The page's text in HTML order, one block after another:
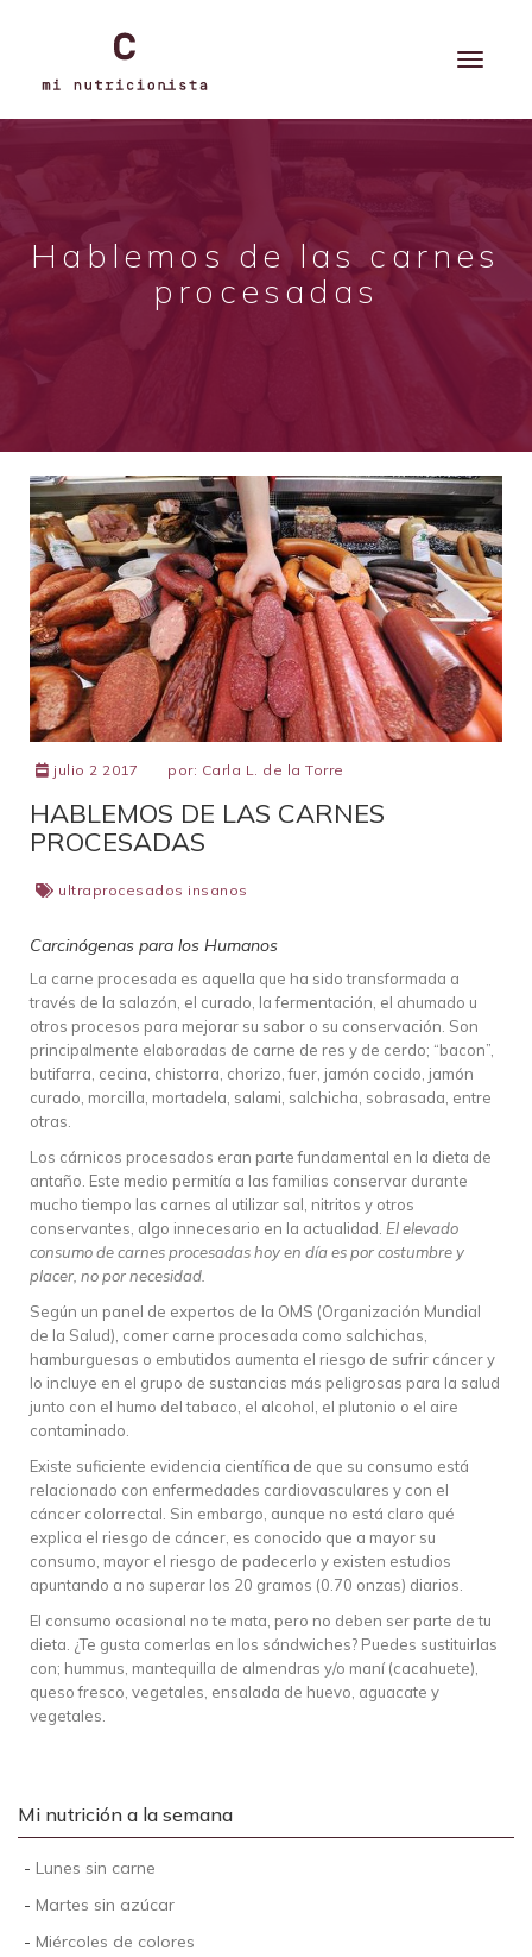
Hablemos de las carnes
procesadas
julio 2 2017 por: Carla L. de la Torre
HABLEMOS DE LAS CARNES
PROCESADAS
ultraprocesados insanos
Carcinógenas para los Humanos
La carne procesada es aquella que ha sido transformada a
través de la salazón, el curado, la fermentación, el ahumado u
otros procesos para mejorar su sabor o su conservación. Son
principalmente elaboradas de carne de res y de cerdo; “bacon”,
butifarra, cecina, chistorra, chorizo, fuer, jamón cocido, jamón
curado, morcilla, mortadela, salami, salchicha, sobrasada, entre
otras.
Los cárnicos procesados eran parte fundamental en la dieta de
antaño. Este medio permitía a las familias conservar durante
mucho tiempo las carnes al utilizar sal, nitritos y otros
conservantes, algo innecesario en la actualidad. El elevado
consumo de carnes procesadas hoy en día es por costumbre y
placer, no por necesidad.
Según un panel de expertos de la OMS (Organización Mundial
de la Salud), comer carne procesada como salchichas,
hamburguesas o embutidos aumenta el riesgo de sufrir cáncer y
lo incluye en el grupo de sustancias más peligrosas para la salud
junto con el humo del tabaco, el alcohol, el plutonio o el aire
contaminado.
Existe suficiente evidencia científica de que su consumo está
relacionado con enfermedades cardiovasculares y con el
cáncer colorrectal. Sin embargo, aunque no está claro qué
explica el riesgo de cáncer, es conocido que a mayor su
consumo, mayor el riesgo de padecerlo y existen estudios
apuntando a no superar los 20 gramos (0.70 onzas) diarios.
El consumo ocasional no te mata, pero no deben ser parte de tu
dieta. ¿Te gusta comerlas en los sándwiches? Puedes sustituirlas
con; hummus, mantequilla de almendras y/o maní (cacahuete),
queso fresco, vegetales, ensalada de huevo, aguacate y
vegetales.
Mi nutrición a la semana
- Lunes sin carne
- Martes sin azúcar
- Miércoles de colores